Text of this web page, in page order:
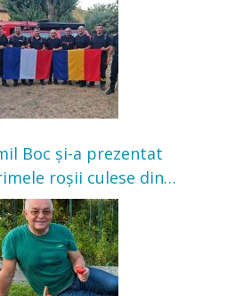
de vegetație și
Boc și-a prezentat
roșii culese din
„Niciun magazin
poate oferi această